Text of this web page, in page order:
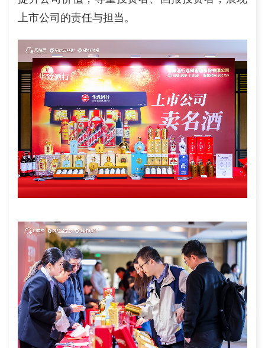
上市公司的责任与担当。